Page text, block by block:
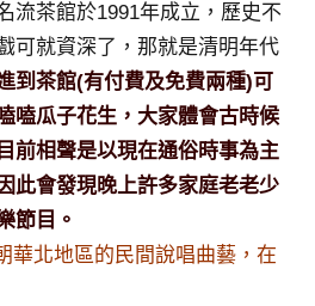
流茶館於1991年成立，歷史不
可就資深了，那就是清明年代
到茶館(有付費及免費兩種)可
嗑瓜子花生，大家體會古時候
前相聲是以現在通俗時事為主
此會發現晚上許多家庭老老少
節目。
華北地區的民間說唱曲藝，在